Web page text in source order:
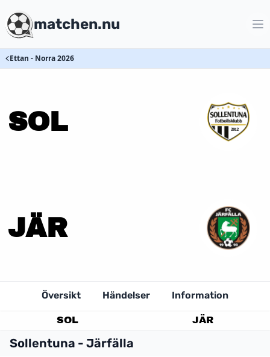
matchen.nu
Ettan - Norra 2026
SOL
JÄR
Översikt Händelser Information
SOL JÄR
Sollentuna - Järfälla